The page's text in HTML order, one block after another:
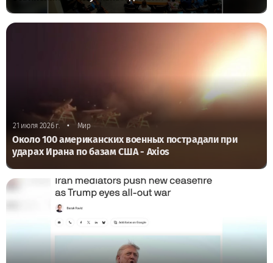
21 июля 2026 г. • Мир
Около 100 американских военных пострадали при
ударах Ирана по базам США - Axios